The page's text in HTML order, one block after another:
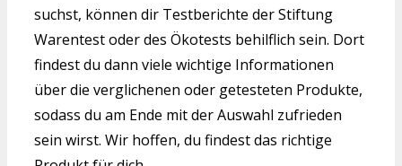
suchst, können dir Testberichte der Stiftung
Warentest oder des Ökotests behilflich sein. Dort
findest du dann viele wichtige Informationen
über die verglichenen oder getesteten Produkte,
sodass du am Ende mit der Auswahl zufrieden
sein wirst. Wir hoffen, du findest das richtige